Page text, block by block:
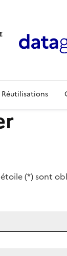
Réutilisations
(*) sont